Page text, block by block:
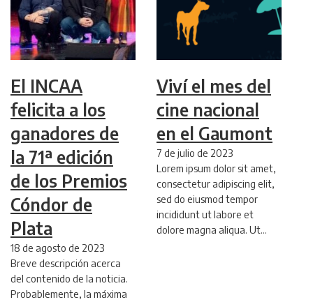
El INCAA
felicita a los
ganadores de
la 71ª edición
de los Premios
Cóndor de
Plata
18 de agosto de 2023
Breve descripción acerca
del contenido de la noticia.
Probablemente, la máxima
Viví el mes del
cine nacional
en el Gaumont
7 de julio de 2023
Lorem ipsum dolor sit amet,
consectetur adipiscing elit,
sed do eiusmod tempor
incididunt ut labore et
dolore magna aliqua. Ut…